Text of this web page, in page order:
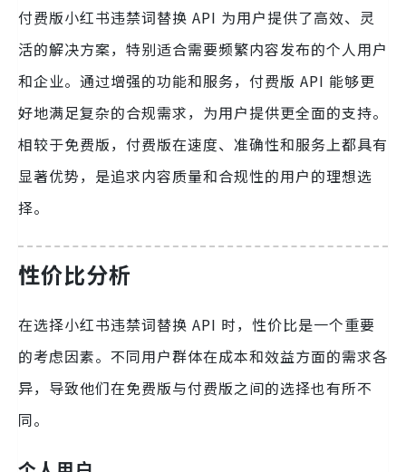
付费版小红书违禁词替换 API 为用户提供了高效、灵
活的解决方案，特别适合需要频繁内容发布的个人用户
和企业。通过增强的功能和服务，付费版 API 能够更
好地满足复杂的合规需求，为用户提供更全面的支持。
相较于免费版，付费版在速度、准确性和服务上都具有
显著优势，是追求内容质量和合规性的用户的理想选
择。
性价比分析
在选择小红书违禁词替换 API 时，性价比是一个重要
的考虑因素。不同用户群体在成本和效益方面的需求各
异，导致他们在免费版与付费版之间的选择也有所不
同。